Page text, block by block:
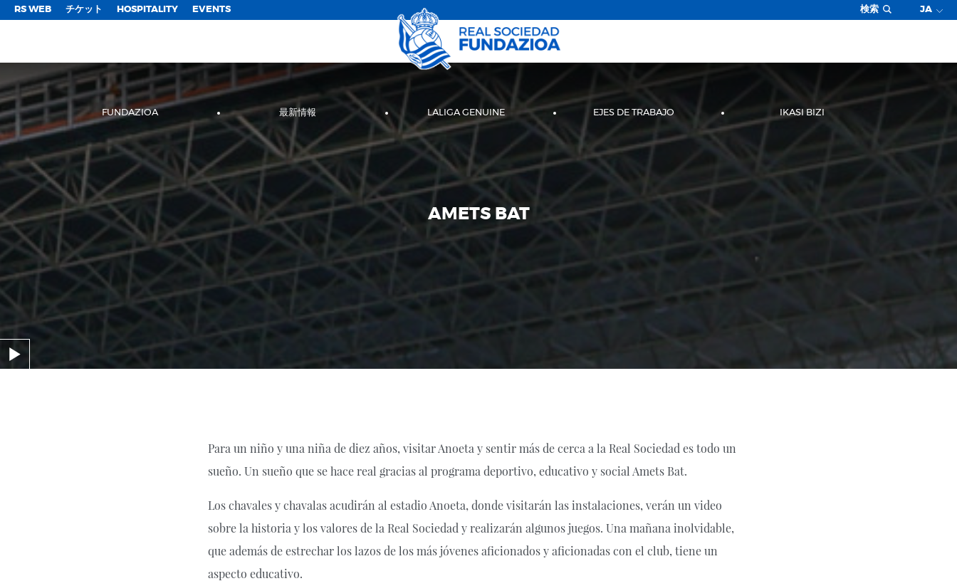
RS WEB チケット HOSPITALITY EVENTS 検索 JA
FUNDAZIOA 最新情報 LALIGA GENUINE EJES DE TRABAJO IKASI BIZI
AMETS BAT
Para un niño y una niña de diez años, visitar Anoeta y sentir más de cerca a la Real Sociedad es todo un
sueño. Un sueño que se hace real gracias al programa deportivo, educativo y social Amets Bat.
Los chavales y chavalas acudirán al estadio Anoeta, donde visitarán las instalaciones, verán un video
sobre la historia y los valores de la Real Sociedad y realizarán algunos juegos. Una mañana inolvidable,
que además de estrechar los lazos de los más jóvenes aficionados y aficionadas con el club, tiene un
aspecto educativo.